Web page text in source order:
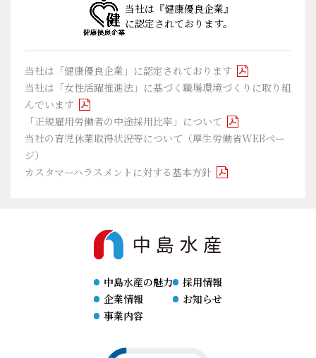
当社は『健康優良企業』
に認定されております。
当社は「健康優良企業」に認定されております
当社は「女性活躍推進法」に基づく職場環境づくりに取り組
んでいます
「正規雇用労働者の中途採用比率」について
当社の育児休業取得状況等について（厚生労働省WEBペー
ジ）
カスタマーハラスメントに対する基本方針
中島水産の魅力
企業情報
事業内容
採用情報
お知らせ